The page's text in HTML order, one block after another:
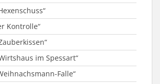
Kontrolle“
im Spessart“
Falle“